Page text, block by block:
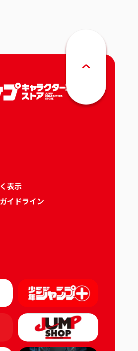
表示
イドライン